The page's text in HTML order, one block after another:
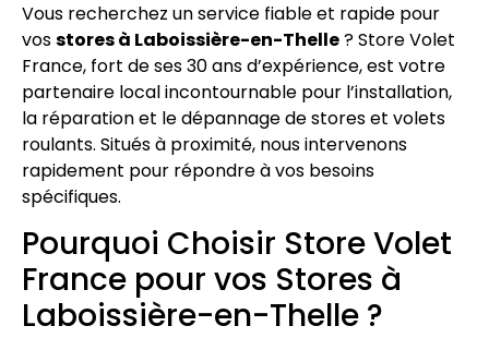
Vous recherchez un service fiable et rapide pour
vosstores à Laboissière-en-Thelle? Store Volet
France, fort de ses 30 ans d’expérience, est votre
partenaire local incontournable pour l’installation,
la réparation et le dépannage de stores et volets
roulants. Situés à proximité, nous intervenons
rapidement pour répondre à vos besoins
spécifiques.
Pourquoi Choisir Store Volet
France pour vos Stores à
Laboissière-en-Thelle ?